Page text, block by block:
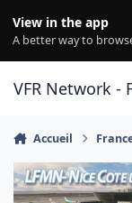
View in the app
A better way to
VFR Network -
Accueil